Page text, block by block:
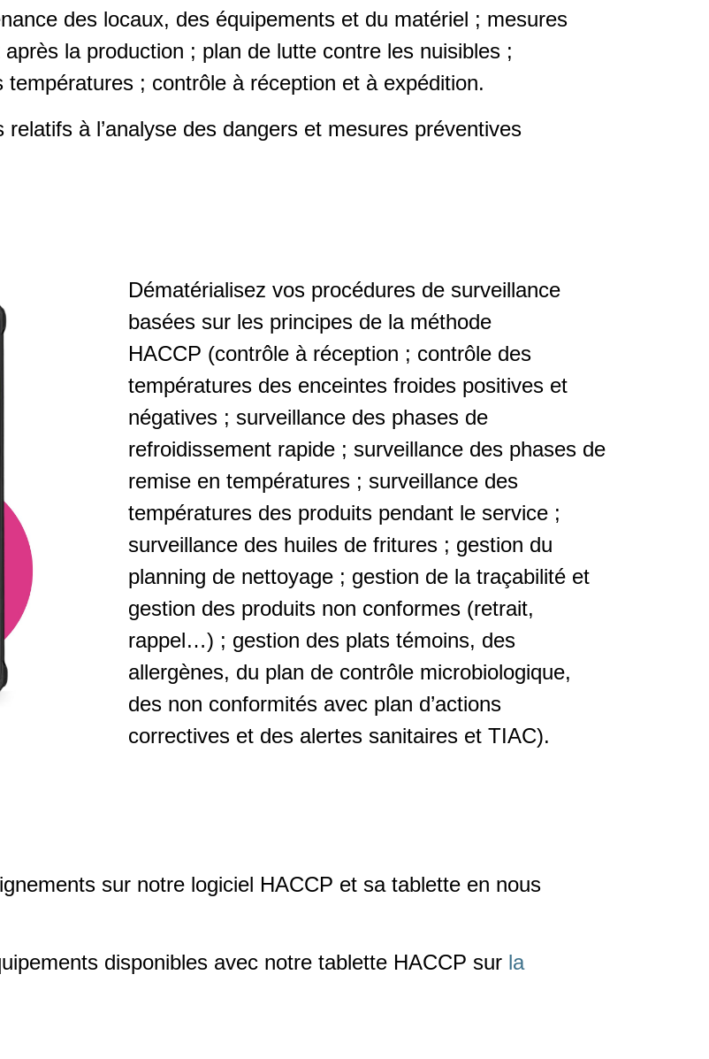
des locaux, des équipements et du matériel ; mesures
la production ; plan de lutte contre les nuisibles ;
; contrôle à réception et à expédition.
à l’analyse des dangers et mesures préventives
Dématérialisez vos procédures de surveillance
basées sur les principes de la méthode
HACCP (contrôle à réception ; contrôle des
températures des enceintes froides positives et
négatives ; surveillance des phases de
refroidissement rapide ; surveillance des phases de
remise en températures ; surveillance des
températures des produits pendant le service ;
surveillance des huiles de fritures ; gestion du
planning de nettoyage ; gestion de la traçabilité et
gestion des produits non conformes (retrait,
rappel…) ; gestion des plats témoins, des
allergènes, du plan de contrôle microbiologique,
des non conformités avec plan d’actions
correctives et des alertes sanitaires et TIAC).
sur notre logiciel HACCP et sa tablette en nous
disponibles avec notre tablette HACCP sur la